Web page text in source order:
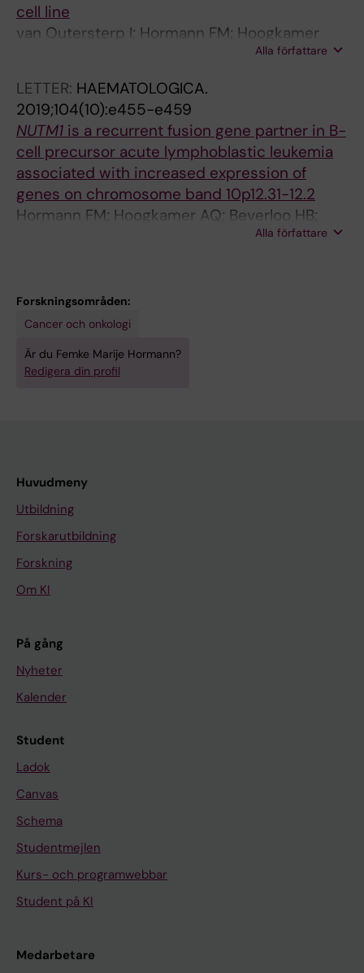
cell line
van Outersterp I; Hormann FM; Hoogkamer
AQ; Boeree A; van der Broek SA; Den ML; Boer
Alla författare
LETTER: HAEMATOLOGICA.
2019;104(10):e455-e459
NUTM1 is a recurrent fusion gene partner in B-
cell precursor acute lymphoblastic leukemia
associated with increased expression of
genes on chromosome band 10p12.31-12.2
Hormann FM; Hoogkamer AQ; Beverloo HB;
Boeree A; Dingjan I; Wattel MM; Stam RW;
Alla författare
Forskningsområden:
Cancer och onkologi
Är du Femke Marije Hormann?
Redigera din profil
Huvudmeny
Utbildning
Forskarutbildning
Forskning
Om KI
På gång
Nyheter
Kalender
Student
Ladok
Canvas
Schema
Studentmejlen
Kurs- och programwebbar
Student på KI
Medarbetare